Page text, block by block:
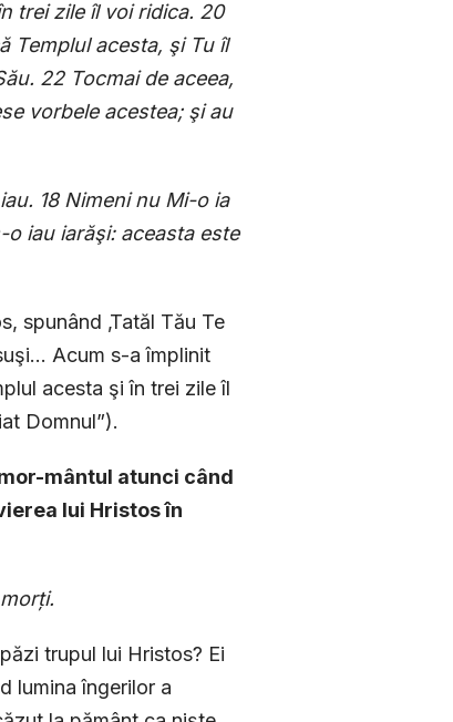
trei zile îl voi ridica. 20
Templul acesta, şi Tu îl
22 Tocmai de aceea,
vorbele acestea; şi au
18 Nimeni nu Mi-o ia
iau iarăşi: aceasta este
spunând ‚Tatăl Tău Te
Acum s-a împlinit
acesta şi în trei zile îl
Domnul”).
mântul atunci când
lui Hristos în
trupul lui Hristos? Ei
lumina îngerilor a